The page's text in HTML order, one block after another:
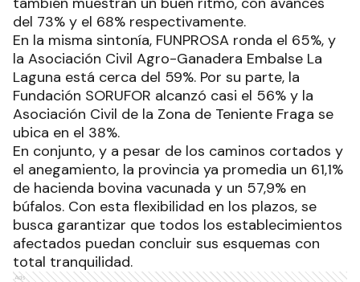
del 73% y el 68% respectivamente.
En la misma sintonía, FUNPROSA ronda el 65%, y
la Asociación Civil Agro-Ganadera Embalse La
Laguna está cerca del 59%. Por su parte, la
Fundación SORUFOR alcanzó casi el 56% y la
Asociación Civil de la Zona de Teniente Fraga se
ubica en el 38%.
En conjunto, y a pesar de los caminos cortados y
el anegamiento, la provincia ya promedia un 61,1%
de hacienda bovina vacunada y un 57,9% en
búfalos. Con esta flexibilidad en los plazos, se
busca garantizar que todos los establecimientos
afectados puedan concluir sus esquemas con
total tranquilidad.
Ads